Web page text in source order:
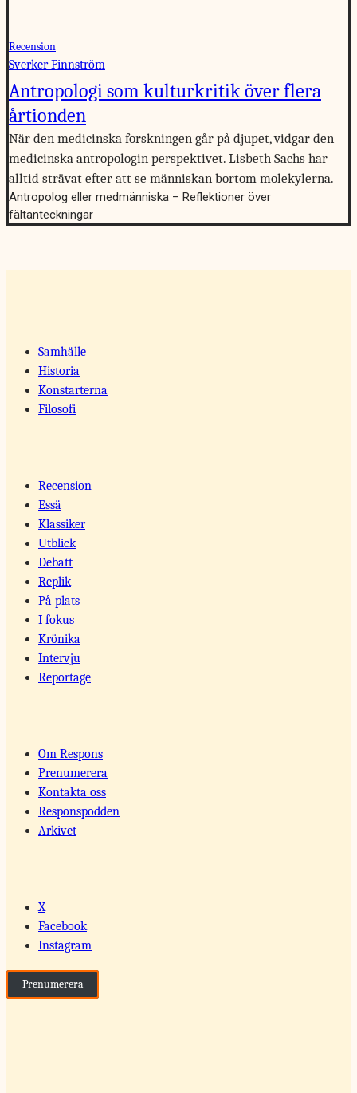
Recension
Sverker Finnström
Antropologi som kulturkritik över flera
årtionden
När den medicinska forskningen går på djupet, vidgar den
medicinska antropologin perspektivet. Lisbeth Sachs har
alltid strävat efter att se människan bortom molekylerna.
Antropolog eller medmänniska – Reflektioner över
fältanteckningar
Samhälle
Historia
Konstarterna
Filosofi
Recension
Essä
Klassiker
Utblick
Debatt
Replik
På plats
I fokus
Krönika
Intervju
Reportage
Om Respons
Prenumerera
Kontakta oss
Responspodden
Arkivet
X
Facebook
Instagram
Prenumerera